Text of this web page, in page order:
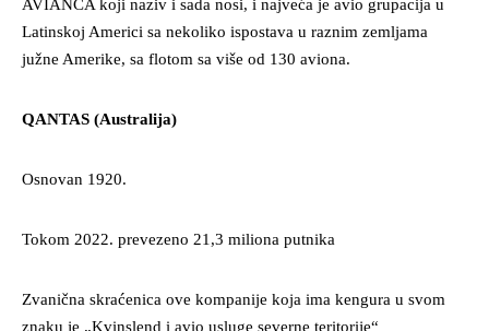
AVIANCA koji naziv i sada nosi, i najveća je avio grupacija u
Latinskoj Americi sa nekoliko ispostava u raznim zemljama
južne Amerike, sa flotom sa više od 130 aviona.
QANTAS (Australija)
Osnovan 1920.
Tokom 2022. prevezeno 21,3 miliona putnika
Zvanična skraćenica ove kompanije koja ima kengura u svom
znaku je „Kvinslend i avio usluge severne teritorije“